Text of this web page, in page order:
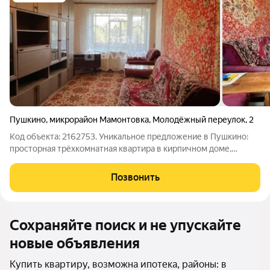
Пушкино, микрорайон Мамонтовка, Молодёжный переулок, 2
Код объекта: 2162753. Уникальное предложение в Пушкино:
просторная трёхкомнатная квартира в кирпичном доме,
микрорайоне Мамонтовка, по адресу Молодёжный переулок,
дом 2, эта квартира на 4-этаже
Позвонить
Сохраняйте поиск и не упускайте
новые объявления
Купить квартиру, возможна ипотека, районы: в